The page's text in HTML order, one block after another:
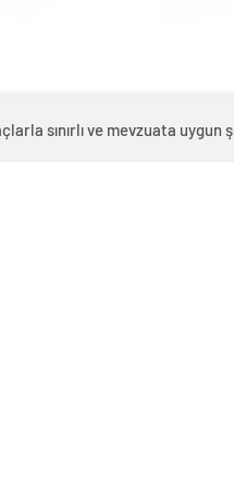
sınırlı ve mevzuata